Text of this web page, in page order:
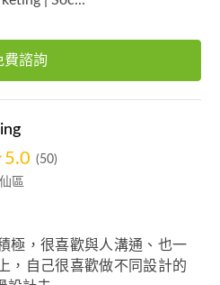
費諮詢
5.0 (50)
區
極，很喜歡與人溝通、也一
，自己很喜歡做不同設計的